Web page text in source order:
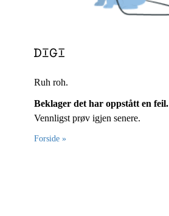
Ruh roh.
Beklager det har oppstått en feil.
Vennligst prøv igjen senere.
Forside »